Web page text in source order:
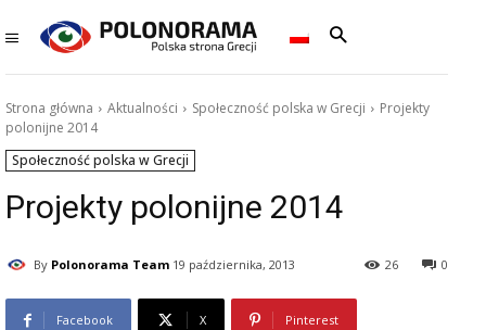
Strona główna Aktualności Społeczność polska w Grecji
Projekty
polonijne 2014
Społeczność polska w Grecji
Projekty polonijne 2014
By Polonorama Team 19 października, 2013 0
26
Facebook X Pinterest